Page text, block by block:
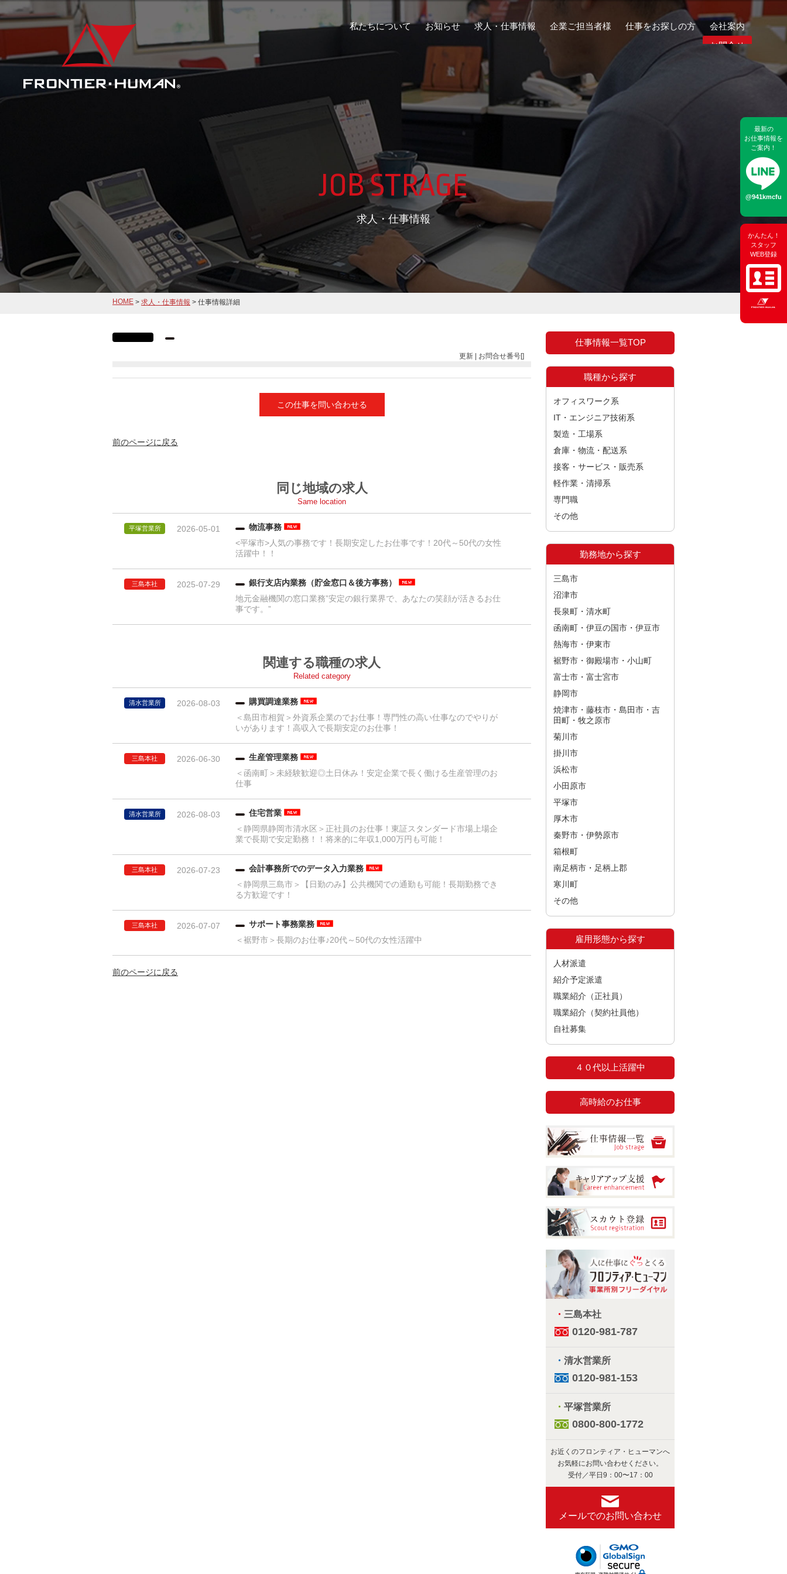
私たちについて お知らせ 求人・仕事情報 企業ご担当者様 仕事をお探しの方 会社案内
お問合せ
JOB STRAGE
求人・仕事情報
HOME > 求人・仕事情報 > 仕事情報詳細
更新 | お問合せ番号[]
この仕事を問い合わせる
前のページに戻る
同じ地域の求人
Same location
平塚営業所 2026-05-01
物流事務
<平塚市>人気の事務です！長期安定したお仕事です！20代～50代の女性
活躍中！！
三島本社 2025-07-29
銀行支店内業務（貯金窓口＆後方事務）
地元金融機関の窓口業務”安定の銀行業界で、あなたの笑顔が活きるお仕
事です。”
関連する職種の求人
Related category
清水営業所 2026-08-03
購買調達業務
＜島田市相賀＞外資系企業のでお仕事！専門性の高い仕事なのでやりが
いがあります！高収入で長期安定のお仕事！
三島本社 2026-06-30
生産管理業務
＜函南町＞未経験歓迎◎土日休み！安定企業で長く働ける生産管理のお
仕事
清水営業所 2026-08-03
住宅営業
＜静岡県静岡市清水区＞正社員のお仕事！東証スタンダード市場上場企
業で長期で安定勤務！！将来的に年収1,000万円も可能！
三島本社 2026-07-23
会計事務所でのデータ入力業務
＜静岡県三島市＞【日勤のみ】公共機関での通勤も可能！長期勤務でき
る方歓迎です！
三島本社 2026-07-07
サポート事務業務
＜裾野市＞長期のお仕事♪20代～50代の女性活躍中
前のページに戻る
仕事情報一覧TOP
職種から探す
オフィスワーク系
IT・エンジニア技術系
製造・工場系
倉庫・物流・配送系
接客・サービス・販売系
軽作業・清掃系
専門職
その他
勤務地から探す
三島市
沼津市
長泉町・清水町
函南町・伊豆の国市・伊豆市
熱海市・伊東市
裾野市・御殿場市・小山町
富士市・富士宮市
静岡市
焼津市・藤枝市・島田市・吉
田町・牧之原市
菊川市
掛川市
浜松市
小田原市
平塚市
厚木市
秦野市・伊勢原市
箱根町
南足柄市・足柄上郡
寒川町
その他
雇用形態から探す
人材派遣
紹介予定派遣
職業紹介（正社員）
職業紹介（契約社員他）
自社募集
４０代以上活躍中
高時給のお仕事
・ 三島本社
0120-981-787
・ 清水営業所
0120-981-153
・ 平塚営業所
0800-800-1772
お近くのフロンティア・ヒューマンへ
お気軽にお問い合わせください。
受付／平日9：00〜17：00
メールでのお問い合わせ
最新の
お仕事情報を
ご案内！
@941kmcfu
かんたん！
スタッフ
WEB登録